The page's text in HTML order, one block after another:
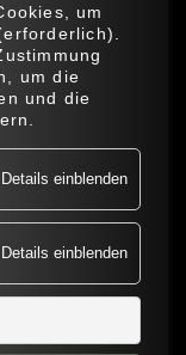
um
um die
und die
Details einblenden
Details einblenden